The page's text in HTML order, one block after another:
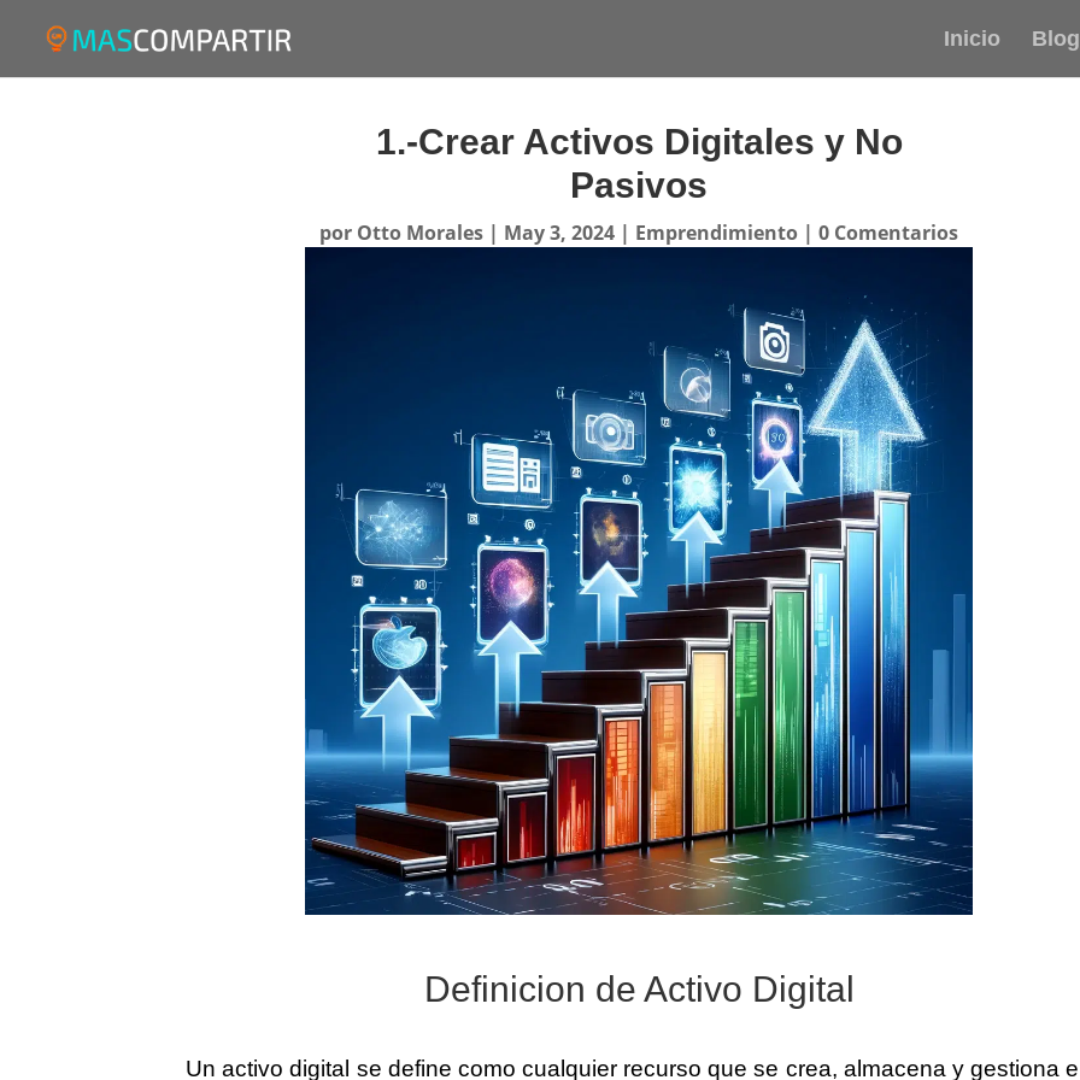
Inicio Blog
1.-Crear Activos Digitales y No
Pasivos
por Otto Morales | May 3, 2024 | Emprendimiento |0 Comentarios
Definicion de Activo Digital
Un activo digital se define como cualquier recurso que se crea, almacena y gestiona